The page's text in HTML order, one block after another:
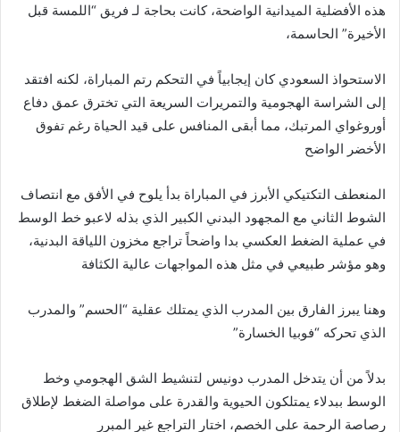
هذه الأفضلية الميدانية الواضحة، كانت بحاجة لـ فريق “اللمسة قبل
الأخيرة” الحاسمة،
الاستحواذ السعودي كان إيجابياً في التحكم رتم المباراة، لكنه افتقد
إلى الشراسة الهجومية والتمريرات السريعة التي تخترق عمق دفاع
أوروغواي المرتبك، مما أبقى المنافس على قيد الحياة رغم تفوق
الأخضر الواضح
المنعطف التكتيكي الأبرز في المباراة بدأ يلوح في الأفق مع انتصاف
الشوط الثاني مع المجهود البدني الكبير الذي بذله لاعبو خط الوسط
في عملية الضغط العكسي بدا واضحاً تراجع مخزون اللياقة البدنية،
وهو مؤشر طبيعي في مثل هذه المواجهات عالية الكثافة
وهنا يبرز الفارق بين المدرب الذي يمتلك عقلية “الحسم” والمدرب
الذي تحركه “فوبيا الخسارة”
بدلاً من أن يتدخل المدرب دونيس لتنشيط الشق الهجومي وخط
الوسط ببدلاء يمتلكون الحيوية والقدرة على مواصلة الضغط لإطلاق
رصاصة الرحمة على الخصم، اختار التراجع غير المبرر